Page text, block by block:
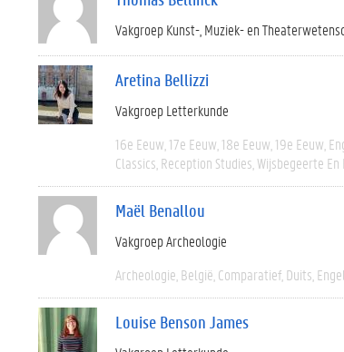
Vakgroep Kunst-, Muziek- en
Aretina Bellizzi
Vakgroep Letterkunde
16e Eeuw 17e Eeuw 18e Eeuw 19e Eeuw
Classics Reception Studies Wijsbegeerte En
Maël Benallou
Vakgroep Archeologie
Archeologie België Comparatief Duits
Louise Benson James